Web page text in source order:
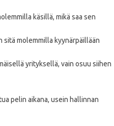
käsillä, mikä saa sen
sitä molemmilla kyynärpäillään
yrityksellä, vain osuu siihen
pelin aikana, usein hallinnan